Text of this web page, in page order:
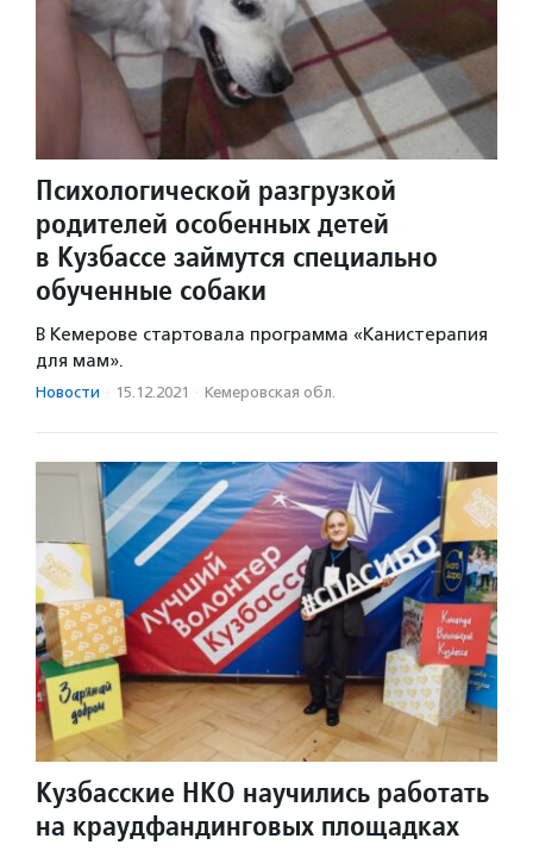
Психологической разгрузкой
родителей особенных детей
в Кузбассе займутся специально
обученные собаки
В Кемерове стартовала программа «Канистерапия
для мам».
Новости · 15.12.2021 · Кемеровская обл.
Кузбасские НКО научились работать
на краудфандинговых площадках